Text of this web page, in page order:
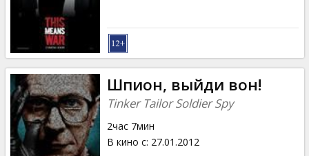
Шпион, выйди вон!
Tinker Tailor Soldier Spy
2час 7мин
В кино с: 27.01.2012